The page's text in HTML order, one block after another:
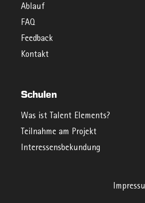
Ablauf
FAQ
Feedback
Kontakt
Schulen
Was ist Talent Elements?
Teilnahme am Projekt
Interessensbekundung